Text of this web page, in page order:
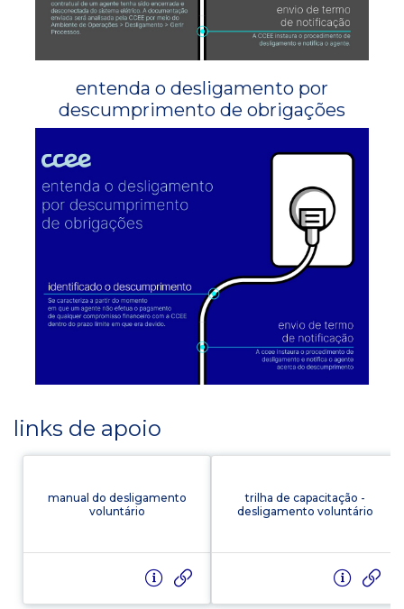
entenda o desligamento por
descumprimento de obrigações
links de apoio
manual do desligamento
voluntário
trilha de capacitação -
desligamento voluntário